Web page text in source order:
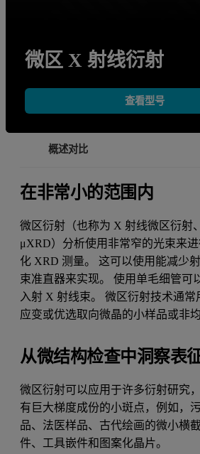
微区 X 射线衍射
查看型号
概述对比
在非常小的范围内
微区衍射（也称为 X 射线微区衍射
μXRD）分析使用非常窄的光束来
化 XRD 测量。 这可以使用能减少
束准直器来实现。 使用单毛细管可
入射 X 射线束。 微区衍射技术通
应变或优选取向微晶的小样品或非均
从微结构检查中洞察表
微区衍射可以应用于许多衍射研究
有巨大梯度成份的小斑点，例如，
品、法医样品、古代绘画的微小横
件、工具嵌件和图案化晶片。